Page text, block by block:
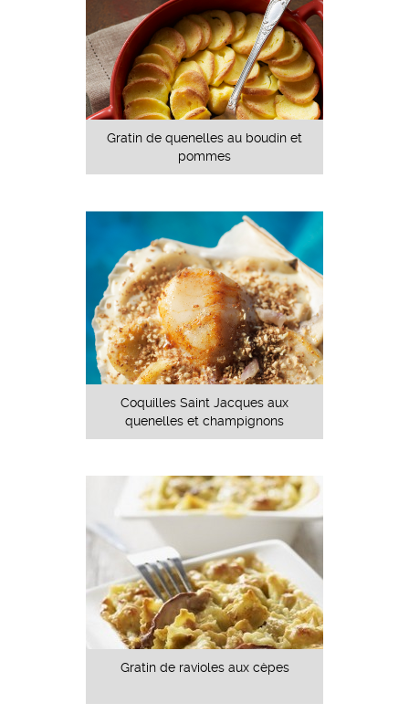
Gratin de quenelles au boudin et
pommes
Coquilles Saint Jacques aux
quenelles et champignons
Gratin de ravioles aux cèpes